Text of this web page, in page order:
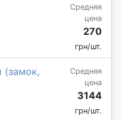
Средняя
цена
270
грн/шт.
(замок,
Средняя
цена
3144
грн/шт.